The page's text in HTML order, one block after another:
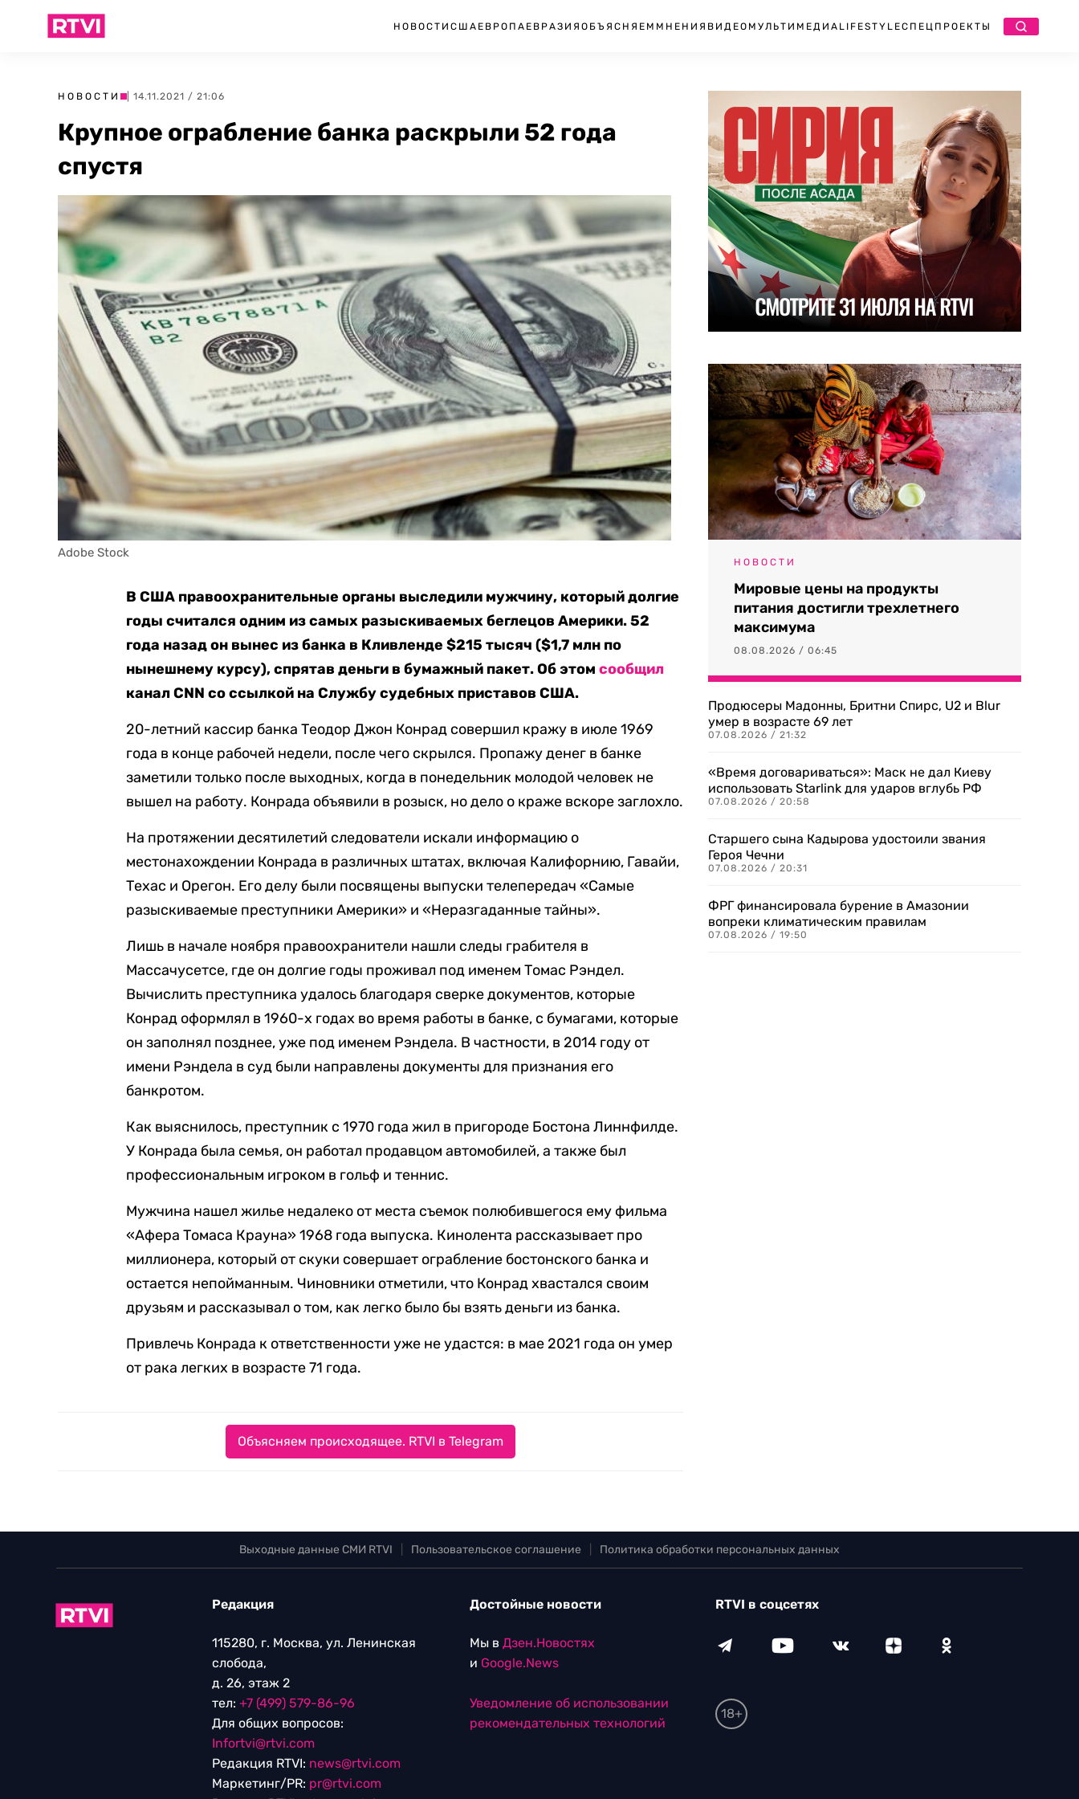
НОВОСТИ США ЕВРОПА ЕВРАЗИЯ ОБЪЯСНЯЕМ МНЕНИЯ ВИДЕО МУЛЬТИМЕДИА LIFESTYLEСПЕЦПРОЕКТЫ
НОВОСТИ | 14.11.2021 / 21:06
Крупное ограбление банка раскрыли 52 года
спустя
Adobe Stock
В США правоохранительные органы выследили мужчину, который долгие
годы считался одним из самых разыскиваемых беглецов Америки. 52
года назад он вынес из банка в Кливленде $215 тысяч ($1,7 млн по
нынешнему курсу), спрятав деньги в бумажный пакет. Об этомсообщил
канал CNN со ссылкой на Службу судебных приставов США.
20-летний кассир банка Теодор Джон Конрад совершил кражу в июле 1969
года в конце рабочей недели, после чего скрылся. Пропажу денег в банке
заметили только после выходных, когда в понедельник молодой человек не
вышел на работу. Конрада объявили в розыск, но дело о краже вскоре заглохло.
На протяжении десятилетий следователи искали информацию о
местонахождении Конрада в различных штатах, включая Калифорнию, Гавайи,
Техас и Орегон. Его делу были посвящены выпуски телепередач «Самые
разыскиваемые преступники Америки» и «Неразгаданные тайны».
Лишь в начале ноября правоохранители нашли следы грабителя в
Массачусетсе, где он долгие годы проживал под именем Томас Рэндел.
Вычислить преступника удалось благодаря сверке документов, которые
Конрад оформлял в 1960-х годах во время работы в банке, с бумагами, которые
он заполнял позднее, уже под именем Рэндела. В частности, в 2014 году от
имени Рэндела в суд были направлены документы для признания его
банкротом.
Как выяснилось, преступник с 1970 года жил в пригороде Бостона Линнфилде.
У Конрада была семья, он работал продавцом автомобилей, а также был
профессиональным игроком в гольф и теннис.
Мужчина нашел жилье недалеко от места съемок полюбившегося ему фильма
«Афера Томаса Крауна» 1968 года выпуска. Кинолента рассказывает про
миллионера, который от скуки совершает ограбление бостонского банка и
остается непойманным. Чиновники отметили, что Конрад хвастался своим
друзьям и рассказывал о том, как легко было бы взять деньги из банка.
Привлечь Конрада к ответственности уже не удастся: в мае 2021 года он умер
от рака легких в возрасте 71 года.
Объясняем происходящее. RTVI в Telegram
НОВОСТИ
Мировые цены на продукты
питания достигли трехлетнего
максимума
08.08.2026 / 06:45
Продюсеры Мадонны, Бритни Спирс, U2 и Blur
умер в возрасте 69 лет
07.08.2026 / 21:32
«Время договариваться»: Маск не дал Киеву
использовать Starlink для ударов вглубь РФ
07.08.2026 / 20:58
Старшего сына Кадырова удостоили звания
Героя Чечни
07.08.2026 / 20:31
ФРГ финансировала бурение в Амазонии
вопреки климатическим правилам
07.08.2026 / 19:50
Выходные данные СМИ RTVI Пользовательское соглашение Политика обработки персональных данных
Редакция
115280, г. Москва, ул. Ленинская
слобода,
д. 26, этаж 2
тел: +7 (499) 579-86-96
Для общих вопросов:
Infortvi@rtvi.com
Редакция RTVI: news@rtvi.com
Маркетинг/PR: pr@rtvi.com
Достойные новости
Мы в Дзен.Новостях
и Google.News
Уведомление об использовании
рекомендательных технологий
RTVI в соцсетях
18+